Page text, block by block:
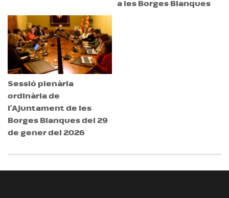
a les Borges Blanques
Sessió plenària
ordinària de
l’Ajuntament de les
Borges Blanques del 29
de gener del 2026